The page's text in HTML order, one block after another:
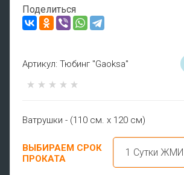
Поделиться
Артикул: Тюбинг "Gaoksa"
Ватрушки - (110 см. х 120 см)
ВЫБИРАЕМ СРОК
ПРОКАТА